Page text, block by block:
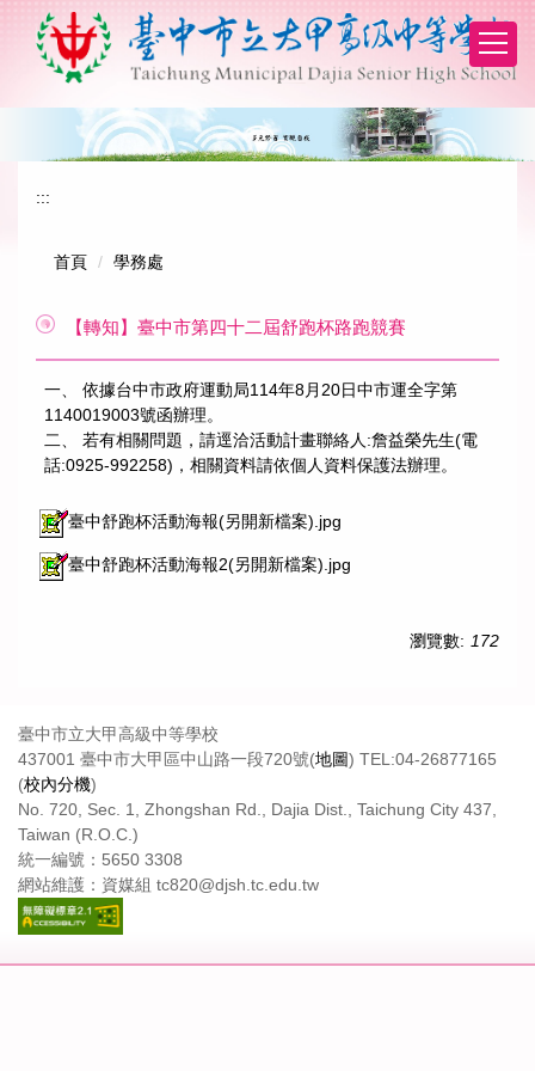
:::
首頁 學務處
【轉知】臺中市第四十二屆舒跑杯路跑競賽
一、 依據台中市政府運動局114年8月20日中市運全字第
1140019003號函辦理。
二、 若有相關問題，請逕洽活動計畫聯絡人:詹益榮先生(電
話:0925-992258)，相關資料請依個人資料保護法辦理。
臺中舒跑杯活動海報(另開新檔案).jpg
臺中舒跑杯活動海報2(另開新檔案).jpg
瀏覽數: 172
臺中市立大甲高級中等學校
437001 臺中市大甲區中山路一段720號(地圖) TEL:04-26877165
(校內分機)
No. 720, Sec. 1, Zhongshan Rd., Dajia Dist., Taichung City 437,
Taiwan (R.O.C.)
統一編號：5650 3308
網站維護：資媒組 tc820@djsh.tc.edu.tw